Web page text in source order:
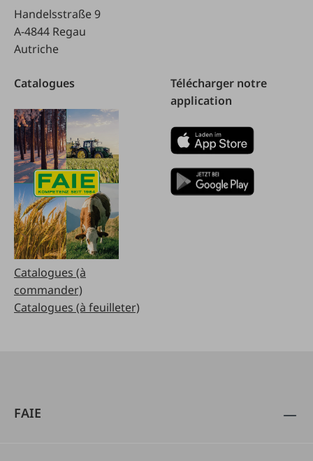
Handelsstraße 9
A-4844 Regau
Autriche
Catalogues
Catalogues (à
commander)
Catalogues (à feuilleter)
Télécharger notre
application
FAIE